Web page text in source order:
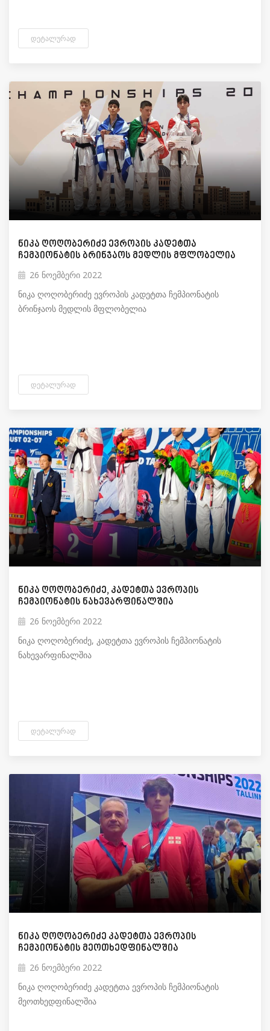
ᲓᲔᲢᲐᲚᲣᲠᲐᲓ
ნიკა ღოღობერიძე ევროპის კადეტთა
ჩემპიონატის ბრინჯაოს მედლის მფლობელია
26 ნოემბერი 2022
ნიკა ღოღობერიძე ევროპის კადეტთა ჩემპიონატის
ბრინჯაოს მედლის მფლობელია
ᲓᲔᲢᲐᲚᲣᲠᲐᲓ
ნიკა ღოღობერიძე, კადეტთა ევროპის
ჩემპიონატის ნახევარფინალშია
26 ნოემბერი 2022
ნიკა ღოღობერიძე, კადეტთა ევროპის ჩემპიონატის
ნახევარფინალშია
ᲓᲔᲢᲐᲚᲣᲠᲐᲓ
ნიკა ღოღობერიძე კადეტთა ევროპის
ჩემპიონატის მეოთხედფინალშია
26 ნოემბერი 2022
ნიკა ღოღობერიძე კადეტთა ევროპის ჩემპიონატის
მეოთხედფინალშია